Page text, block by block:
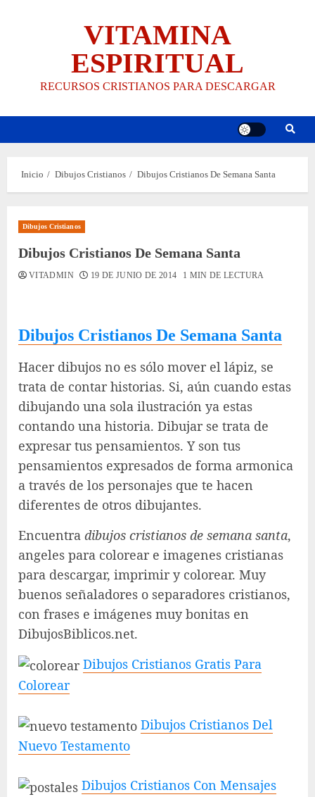
VITAMINA
ESPIRITUAL
RECURSOS CRISTIANOS PARA DESCARGAR
Inicio Dibujos Cristianos Dibujos Cristianos De Semana Santa
Dibujos Cristianos
Dibujos Cristianos De Semana Santa
VITADMIN 19 DE JUNIO DE 2014 1 MIN DE LECTURA
Dibujos Cristianos De Semana Santa
Hacer dibujos no es sólo mover el lápiz, se
trata de contar historias. Si, aún cuando estas
dibujando una sola ilustración ya estas
contando una historia. Dibujar se trata de
expresar tus pensamientos. Y son tus
pensamientos expresados de forma armonica
a través de los personajes que te hacen
diferentes de otros dibujantes.
Encuentra dibujos cristianos de semana santa,
angeles para colorear e imagenes cristianas
para descargar, imprimir y colorear. Muy
buenos señaladores o separadores cristianos,
con frases e imágenes muy bonitas en
DibujosBiblicos.net.
Dibujos Cristianos Gratis Para
Colorear
Dibujos Cristianos Del
Nuevo Testamento
Dibujos Cristianos Con Mensajes